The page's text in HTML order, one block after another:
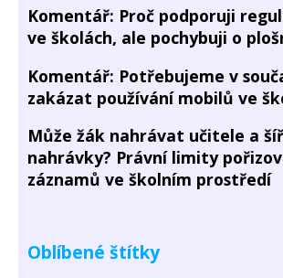
Komentář: Proč podporuji
ve školách, ale pochybuji o
Komentář: Potřebujeme v
zakázat používání mobilů ve
Může žák nahrávat učitele a
nahrávky? Právní limity
záznamů ve školním prostředí
Oblíbené štítky